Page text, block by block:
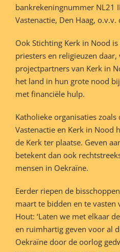
bankrekeningnummer NL21
Vastenactie, Den Haag,
Ook Stichting Kerk in Nood
priesters en religieuzen daar,
projectpartners van Kerk in
het land in hun grote nood
met financiële hulp.
Katholieke organisaties
Vastenactie en Kerk in Nood
de Kerk ter plaatse. Geven
betekent dan ook
mensen in Oekraïne.
Eerder riepen de
maart te bidden en te vasten
Hout: ‘Laten we met elkaar
en ruimhartig geven voor al
Oekraïne door de oorlog